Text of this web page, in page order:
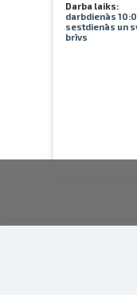
Darba laiks:
darbdienās
sestdienās un
brīvs